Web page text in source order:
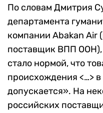
По словам Дмитрия
департамента
компании Abakan Air
поставщик ВПП
стало нормой, что
происхождения <…>
допускается». На
российских